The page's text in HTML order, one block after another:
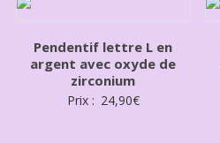
Pendentif lettre L en
argent avec oxyde de
zirconium
Prix : 24,90€